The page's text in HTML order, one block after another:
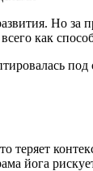
Но за
как
теряет
йога